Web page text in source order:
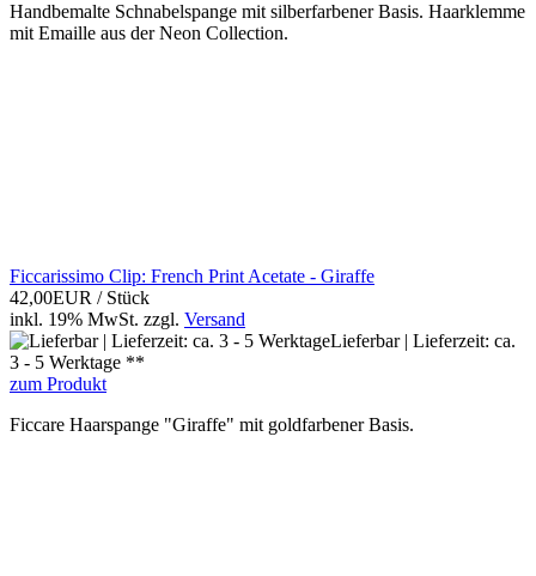
Handbemalte Schnabelspange mit silberfarbener Basis. Haarklemme
mit Emaille aus der Neon Collection.
Ficcarissimo Clip: French Print Acetate - Giraffe
42,00EUR / Stück
inkl. 19% MwSt. zzgl. Versand
Lieferbar | Lieferzeit: ca.
3 - 5 Werktage **
zum Produkt
Ficcare Haarspange "Giraffe" mit goldfarbener Basis.